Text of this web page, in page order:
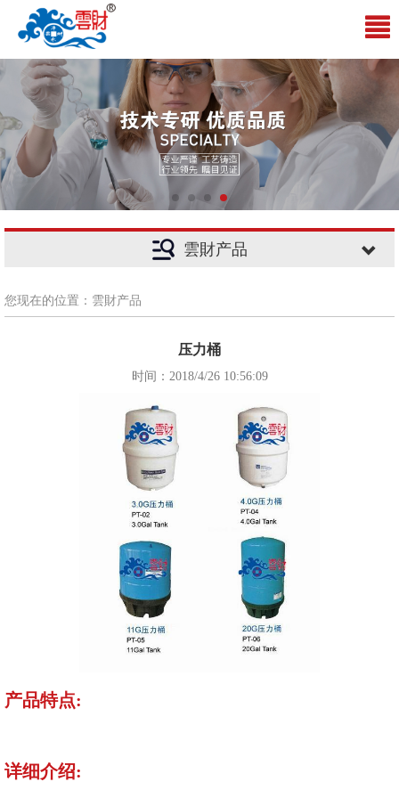
雲財产品
您现在的位置：雲財产品
压力桶
时间：2018/4/26 10:56:09
产品特点:
详细介绍: